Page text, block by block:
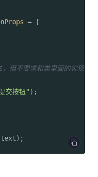
= {
不要求和类里面的实现一模
交按钮" );
text);